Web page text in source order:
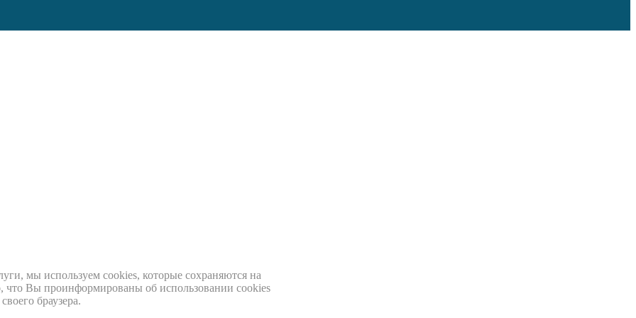
мы используем cookies, которые сохраняются на
что Вы проинформированы об использовании cookies
браузера.